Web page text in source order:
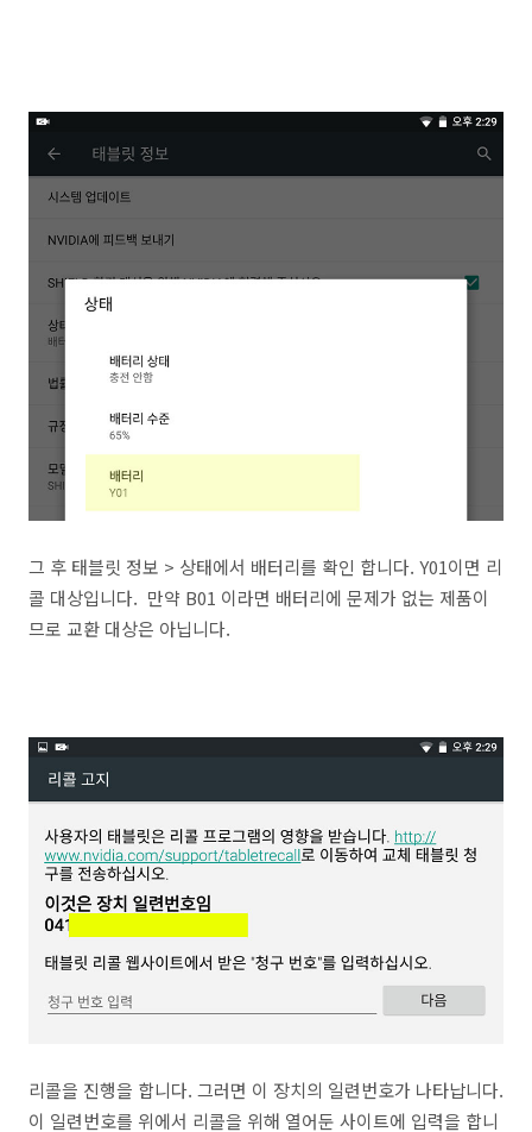
그 후 태블릿 정보 > 상태에서 배터리를 확인 합니다. Y01이면 리
콜 대상입니다. 만약 B01 이라면 배터리에 문제가 없는 제품이
므로 교환 대상은 아닙니다.
리콜을 진행을 합니다. 그러면 이 장치의 일련번호가 나타납니다.
이 일련번호를 위에서 리콜을 위해 열어둔 사이트에 입력을 합니